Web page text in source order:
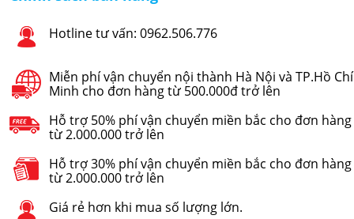
Hotline tư vấn: 0962.506.776
Miễn phí vận chuyển nội thành Hà Nội và TP.Hồ Chí
Minh cho đơn hàng từ 500.000đ trở lên
Hỗ trợ 50% phí vận chuyển miền bắc cho đơn hàng
từ 2.000.000 trở lên
Hỗ trợ 30% phí vận chuyển miền bắc cho đơn hàng
từ 2.000.000 trở lên
Giá rẻ hơn khi mua số lượng lớn.